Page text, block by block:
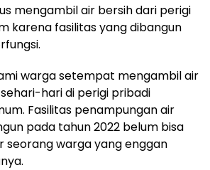
mengambil air bersih dari perigi
karena fasilitas yang dibangun
warga setempat mengambil air
hari di perigi pribadi
Fasilitas penampungan air
pada tahun 2022 belum bisa
seorang warga yang enggan